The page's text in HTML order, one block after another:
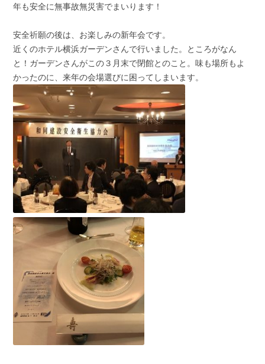
年も安全に無事故無災害でまいります！
安全祈願の後は、お楽しみの新年会です。
近くのホテル横浜ガーデンさんで行いました。ところがなん
と！ガーデンさんがこの３月末で閉館とのこと。味も場所もよ
かったのに、来年の会場選びに困ってしまいます。